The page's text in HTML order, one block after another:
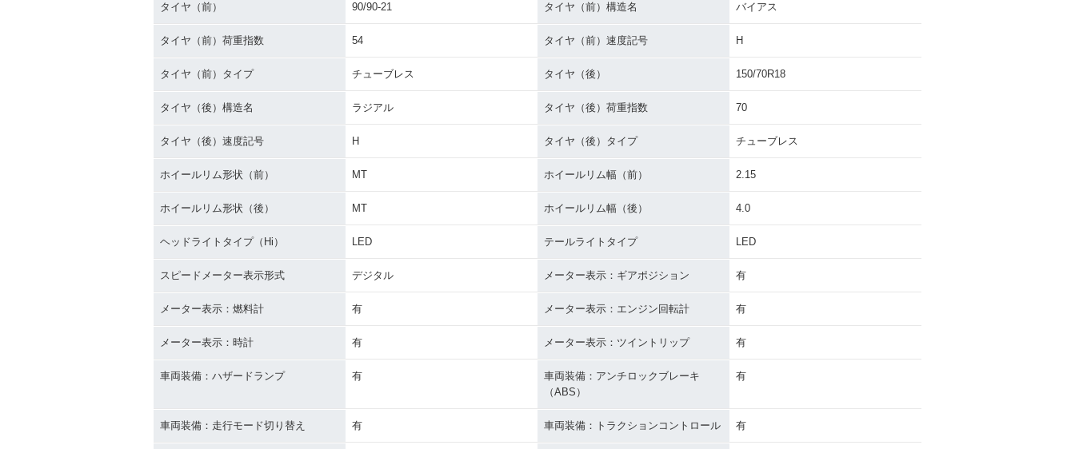
タイヤ（前） 90/90-21 タイヤ（前）構造名 バイアス
タイヤ（前）荷重指数 54 タイヤ（前）速度記号 H
タイヤ（前）タイプ チューブレス タイヤ（後） 150/70R18
タイヤ（後）構造名 ラジアル タイヤ（後）荷重指数 70
タイヤ（後）速度記号 H タイヤ（後）タイプ チューブレス
ホイールリム形状（前） MT ホイールリム幅（前） 2.15
ホイールリム形状（後） MT ホイールリム幅（後） 4.0
ヘッドライトタイプ（Hi） LED テールライトタイプ LED
スピードメーター表示形式 デジタル メーター表示：ギアポジション 有
メーター表示：燃料計 有 メーター表示：エンジン回転計 有
メーター表示：時計 有 メーター表示：ツイントリップ 有
車両装備：ハザードランプ 有
車両装備：アンチロックブレーキ
（ABS）
有
車両装備：走行モード切り替え 有 車両装備：トラクションコントロール 有